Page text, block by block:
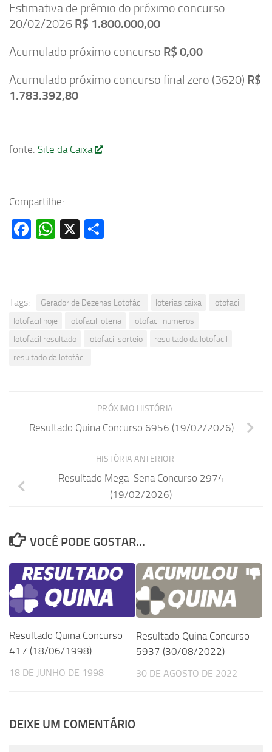
Estimativa de prêmio do próximo concurso
20/02/2026 R$ 1.800.000,00
Acumulado próximo concurso R$ 0,00
Acumulado próximo concurso final zero (3620) R$
1.783.392,80
fonte: Site da Caixa
Compartilhe:
Facebook
WhatsApp
X
Tags: Gerador de Dezenas Lotofácil loterias caixa
lotofacil
lotofacil hoje
lotofacil loteria
lotofacil numeros
lotofacil resultado
lotofacil sorteio
resultado da lotofacil
resultado da lotofácil
PRÓXIMO HISTÓRIA
Resultado Quina Concurso 6956 (19/02/2026)
HISTÓRIA ANTERIOR
Resultado Mega-Sena Concurso 2974
(19/02/2026)
VOCÊ PODE GOSTAR...
Resultado Quina Concurso
417 (18/06/1998)
18 DE JUNHO DE 1998
Resultado Quina Concurso
5937 (30/08/2022)
30 DE AGOSTO DE 2022
DEIXE UM COMENTÁRIO